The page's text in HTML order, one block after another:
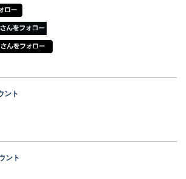
ント
ント